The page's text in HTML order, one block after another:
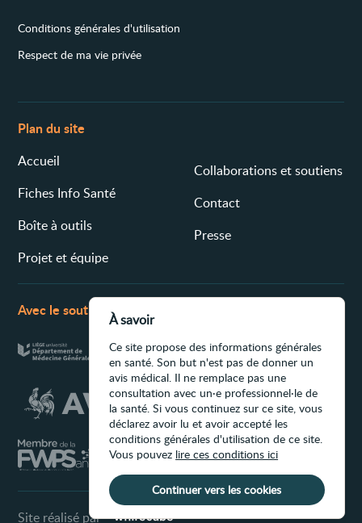
Conditions générales d'utilisation
Respect de ma vie privée
Plan du site
Accueil
Fiches Info Santé
Boîte à outils
Projet et équipe
Collaborations et soutiens
Contact
Presse
Avec le soutien de
Site réalisé par
À savoir
Ce site propose des informations générales
en santé. Son but n'est pas de donner un
avis médical. Il ne remplace pas une
consultation avec un·e professionnel·le de
la santé. Si vous continuez sur ce site, vous
déclarez avoir lu et avoir accepté les
conditions générales d'utilisation de ce site.
Vous pouvez lire ces conditions ici
Continuer vers les cookies